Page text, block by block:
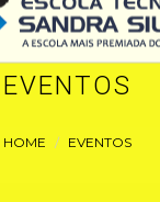
EVENTOS
HOME EVENTOS